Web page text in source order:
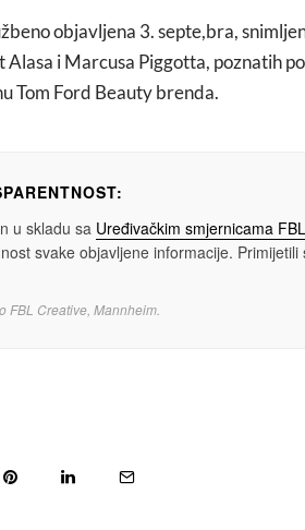
objavljena 3. septe,bra,
i Marcusa Piggotta, poznatih
Tom Ford Beauty brenda.
u skladu sa Uređivačkim smjernicama
svake objavljene informacije.
FBL Creative, Mannheim.